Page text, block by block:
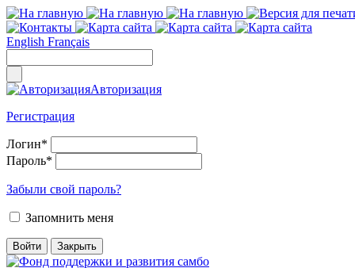
English Français
Авторизация
Регистрация
Логин*
Пароль*
Забыли свой пароль?
Запомнить меня